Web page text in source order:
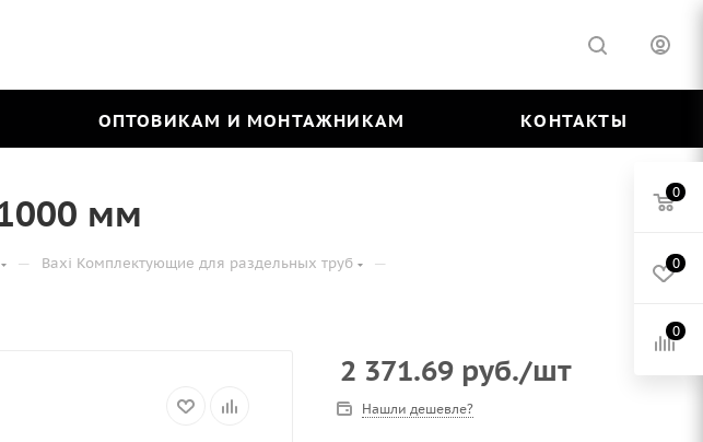
ОПТОВИКАМ И МОНТАЖНИКАМ КОНТАКТЫ
мм
— Baxi Комплектующие для раздельных труб —
2 371.69 руб./шт
Нашли дешевле?
0
0
0